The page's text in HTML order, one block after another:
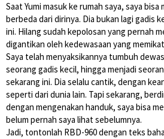
Saat Yumi masuk ke rumah saya, saya
berbeda dari dirinya. Dia bukan lagi gadis
ini. Hilang sudah kepolosan yang pernah
digantikan oleh kedewasaan yang
Saya telah menyaksikannya tumbuh
seorang gadis kecil, hingga menjadi
sekarang ini. Dia selalu cantik, dengan
seperti dari dunia lain. Tapi sekarang,
dengan mengenakan handuk, saya bisa
belum pernah saya lihat sebelumnya.
Jadi, tontonlah RBD-960 dengan teks